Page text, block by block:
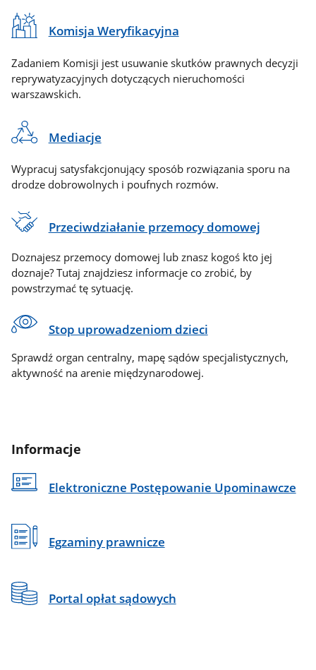
Komisja Weryfikacyjna
Zadaniem Komisji jest usuwanie skutków prawnych decyzji
reprywatyzacyjnych dotyczących nieruchomości
warszawskich.
Mediacje
Wypracuj satysfakcjonujący sposób rozwiązania sporu na
drodze dobrowolnych i poufnych rozmów.
Przeciwdziałanie przemocy domowej
Doznajesz przemocy domowej lub znasz kogoś kto jej
doznaje? Tutaj znajdziesz informacje co zrobić, by
powstrzymać tę sytuację.
Stop uprowadzeniom dzieci
Sprawdź organ centralny, mapę sądów specjalistycznych,
aktywność na arenie międzynarodowej.
Informacje
Elektroniczne Postępowanie Upominawcze
Egzaminy prawnicze
Portal opłat sądowych